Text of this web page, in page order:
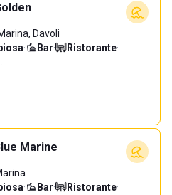
Davoli
· Bar· Ristorante·
Marine
· Bar· Ristorante·